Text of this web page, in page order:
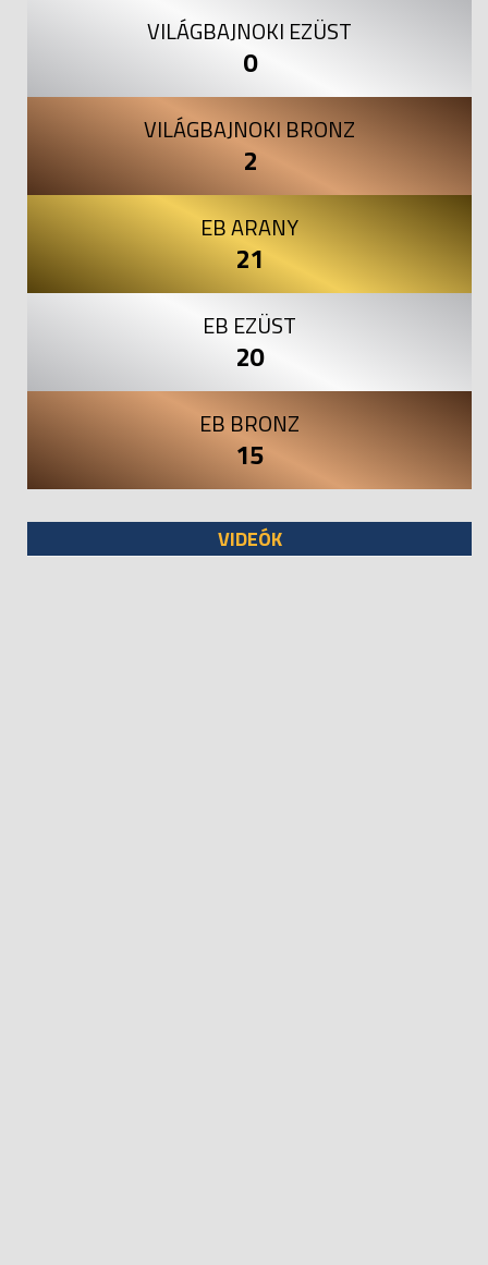
VILÁGBAJNOKI EZÜST
0
VILÁGBAJNOKI BRONZ
2
EB ARANY
21
EB EZÜST
20
EB BRONZ
15
VIDEÓK